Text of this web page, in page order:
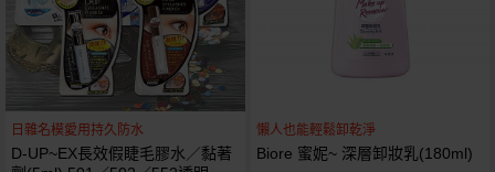
日雜名模愛用持久防水
D-UP~EX長效假睫毛膠水／黏著
懶人也能輕鬆卸乾淨
Biore 蜜妮~ 深層卸妝乳(180ml)